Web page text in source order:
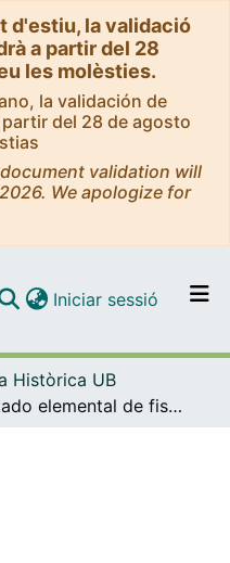
d'estiu, la validació
a partir del 28
les molèsties.
la validación de
del 28 de agosto
validation will
We apologize for
per tot el DD
Iniciar sessió (current)
Històrica UB
Tratado elemental de fisiología humana, vol. 2